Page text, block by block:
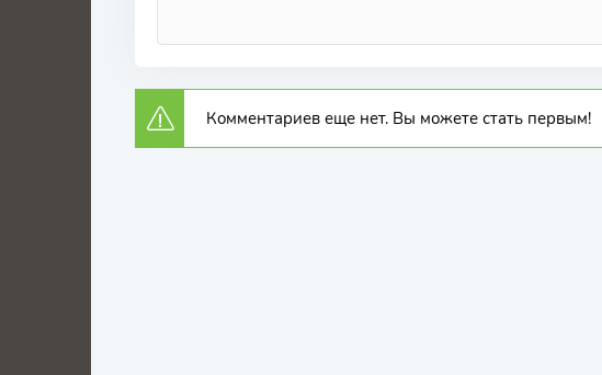
Комментариев еще нет. Вы можете стать первым!